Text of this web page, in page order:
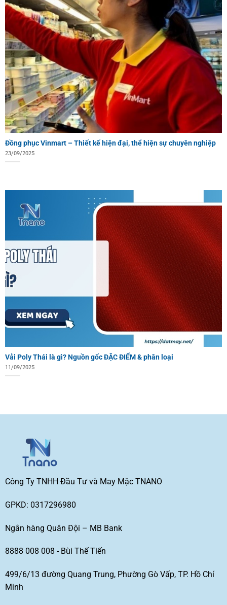
Đồng phục Vinmart – Thiết kế hiện đại, thể hiện sự chuyên nghiệp
23/09/2025
Vải Poly Thái là gì? Nguồn gốc ĐẶC ĐIỂM & phân loại
11/09/2025
Công Ty TNHH Đầu Tư và May Mặc TNANO
GPKD: 0317296980
Ngân hàng Quân Đội – MB Bank
8888 008 008 - Bùi Thế Tiến
499/6/13 đường Quang Trung, Phường Gò Vấp, TP. Hồ Chí
Minh